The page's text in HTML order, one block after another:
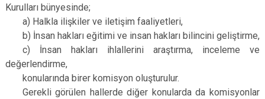
Kurulları bünyesinde;
a) Halkla ilişkiler ve iletişim faaliyetleri,
b) İnsan hakları eğitimi ve insan hakları bilincini geliştirme,
c) İnsan hakları ihlallerini araştırma, inceleme ve
değerlendirme,
konularında birer komisyon oluşturulur.
Gerekli görülen hallerde diğer konularda da komisyonlar